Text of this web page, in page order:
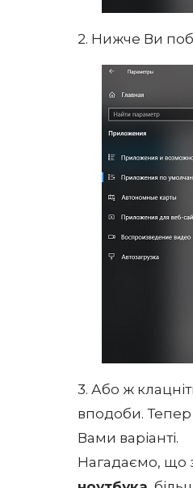
2. Нижче Ви
3. Або ж
вподоби. Тепер
Вами варіанті.
Нагадаємо, що